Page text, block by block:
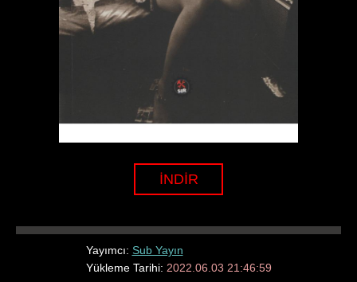
İNDİR
Yayımcı: Sub Yayın
Yükleme Tarihi: 2022.06.03 21:46:59